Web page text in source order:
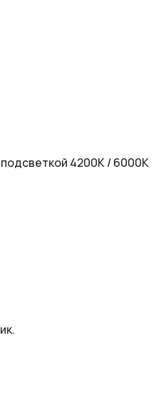
подсветкой 4200К / 6000К